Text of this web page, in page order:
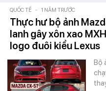
QUỐC TẾ - 1 NĂM TRƯỚC
Thực hư bộ ảnh
lanh gây xôn xao
logo đuôi kiểu Lexus
Bộ